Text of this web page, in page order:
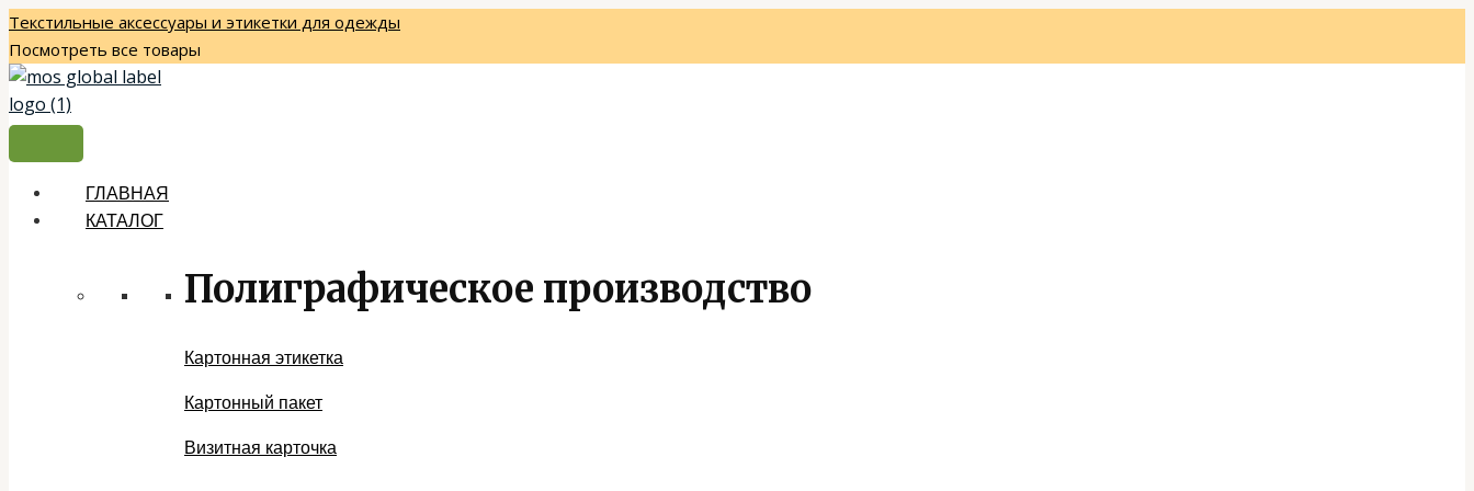
Перейти
к
содержимому
Текстильные аксессуары и этикетки для одежды
Посмотреть все товары
ГЛАВНАЯ
КАТАЛОГ
Полиграфическое производство
Картонная этикетка
Картонный пакет
Визитная карточка